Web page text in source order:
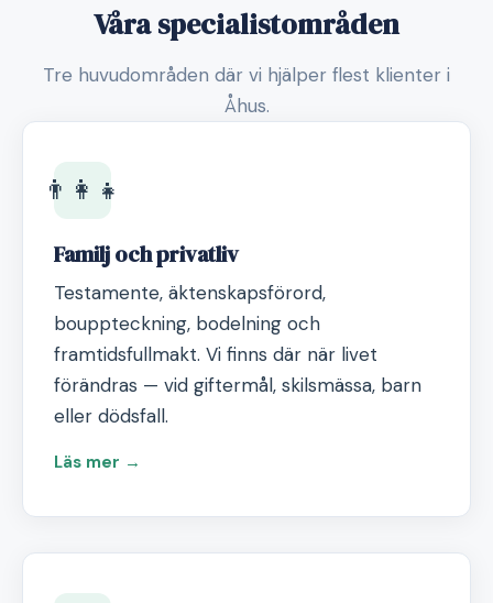
Våra specialistområden
Tre huvudområden där vi hjälper flest klienter i
Åhus.
👨‍👩‍👧
Familj och privatliv
Testamente, äktenskapsförord,
bouppteckning, bodelning och
framtidsfullmakt. Vi finns där när livet
förändras — vid giftermål, skilsmässa, barn
eller dödsfall.
Läs mer →